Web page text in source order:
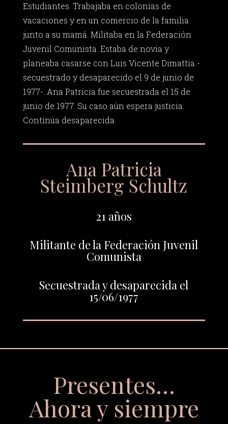
Estudiantes. Trabajaba en colonias de
vacaciones y en un comercio de la familia
junto a su mamá. Militaba en la Federación
Juvenil Comunista. Estaba de novia y
planeaba casarse con Luis Vicente Dimattia -
secuestrado y desaparecido el 9 de junio de
1977-. Ana Patricia fue secuestrada el 15 de
junio de 1977. Su caso aún espera justicia.
Continúa desaparecida.
Ana Patricia
Steimberg Schultz
21 años
Militante de la Federación Juvenil
Comunista
Secuestrada y desaparecida el
15/06/1977
Presentes…
Ahora y siempre